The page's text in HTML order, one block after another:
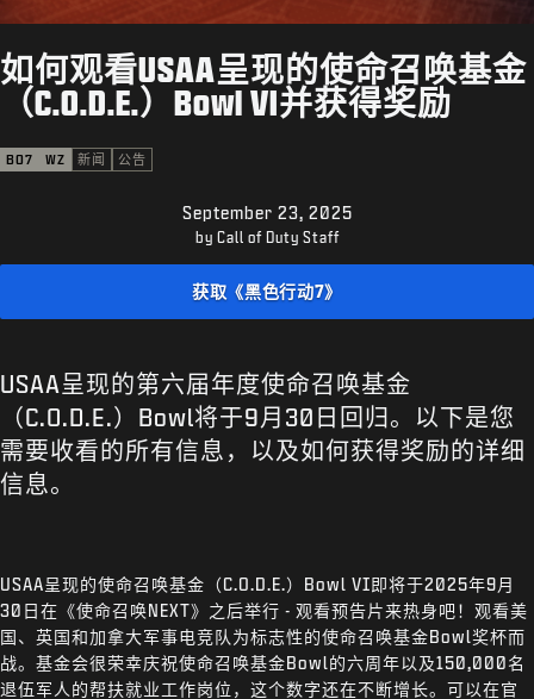
商店
支援
登录|注册
如何观看USAA呈现的使命召唤基金
（C.O.D.E.）Bowl VI并获得奖励
BO7 WZ 新闻 公告
September 23, 2025
by Call of Duty Staff
获取《黑色行动7》
USAA呈现的第六届年度使命召唤基金
（C.O.D.E.）Bowl将于9月30日回归。以下是您
需要收看的所有信息，以及如何获得奖励的详细
信息。
USAA呈现的使命召唤基金（C.O.D.E.）Bowl VI即将于2025年9月
30日在《使命召唤NEXT》之后举行 - 观看预告片来热身吧！观看美
国、英国和加拿大军事电竞队为标志性的使命召唤基金Bowl奖杯而
战。基金会很荣幸庆祝使命召唤基金Bowl的六周年以及150,000名
退伍军人的帮扶就业工作岗位，这个数字还在不断增长。可以在官